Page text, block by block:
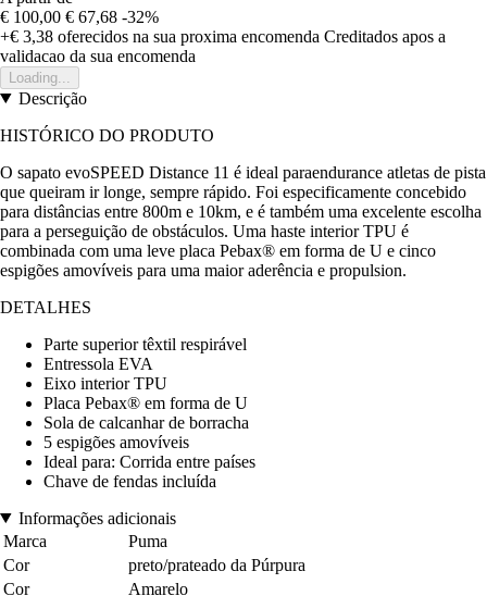
€ 100,00 € 67,68 -32%
+€ 3,38 oferecidos na sua proxima encomenda Creditados apos a
validacao da sua encomenda
Loading...
Descrição
HISTÓRICO DO PRODUTO
O sapato evoSPEED Distance 11 é ideal paraendurance atletas de pista
que queiram ir longe, sempre rápido. Foi especificamente concebido
para distâncias entre 800m e 10km, e é também uma excelente escolha
para a perseguição de obstáculos. Uma haste interior TPU é
combinada com uma leve placa Pebax® em forma de U e cinco
espigões amovíveis para uma maior aderência e propulsion.
DETALHES
Parte superior têxtil respirável
Entressola EVA
Eixo interior TPU
Placa Pebax® em forma de U
Sola de calcanhar de borracha
5 espigões amovíveis
Ideal para: Corrida entre países
Chave de fendas incluída
Informações adicionais
Marca
Puma
Cor
preto/prateado da Púrpura
Cor
Amarelo